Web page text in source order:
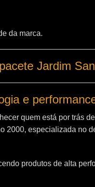
da marca.
Jardim
e
quem está por trás
2000, especializada no
produtos de alta